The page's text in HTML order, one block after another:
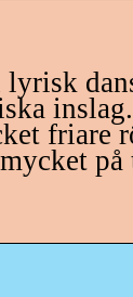
friare